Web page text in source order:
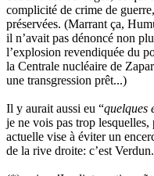
complicité de crime de
préservées. (Marrant ça,
il n’avait pas dénoncé non
l’explosion revendiquée du
la Centrale nucléaire de
une transgression prêt...)
Il y aurait aussi eu “quelques
je ne vois pas trop
actuelle vise à éviter un
de la rive droite: c’est